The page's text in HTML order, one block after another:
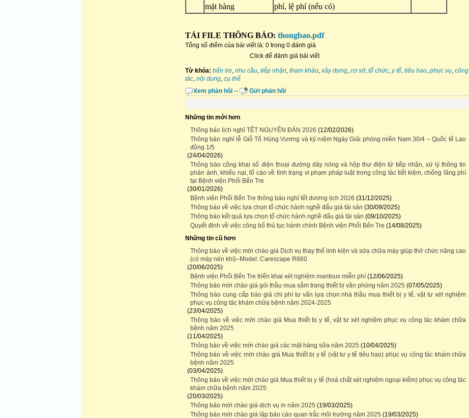
mặt hàng
phí, lệ phí (nếu có)
TẢI FILE THÔNG BÁO: thongbao.pdf
Tổng số điểm của bài viết là: 0 trong 0 đánh giá
Click để đánh giá bài viết
Từ khóa: bến tre, nhu cầu, tiếp nhận, tham khảo,xây dựng, cơ sở, tổ chức, y tế, tiêu hao, phục vụ, công
tác, nội dung, cụ thể
Xem phản hồi -- Gửi phản hồi
Những tin mới hơn
Thông báo lịch nghỉ TẾT NGUYÊN ĐÁN 2026 (12/02/2026)
Thông báo nghỉ lễ Giỗ Tổ Hùng Vương và kỷ niệm Ngày Giải phóng miền Nam 30/4 – Quốc tế Lao
động 1/5
(24/04/2026)
Thông báo công khai số điện thoại đường dây nóng và hộp thư điện tử tiếp nhận, xử lý thông tin
phản ánh, khiếu nại, tố cáo về tình trạng vi phạm pháp luật trong công tác tiết kiệm, chống lãng phí
tại Bệnh viện Phổi Bến Tre
(30/01/2026)
Bệnh viện Phổi Bến Tre thông báo nghỉ tết dương lịch 2026 (31/12/2025)
Thông báo về việc lựa chọn tổ chức hành nghề đấu giá tài sản (30/09/2025)
Thông báo kết quả lựa chọn tổ chức hành nghề đấu giá tài sản (09/10/2025)
Quyết định về việc công bố thủ tục hành chính Bệnh viện Phổi Bến Tre (14/08/2025)
Những tin cũ hơn
Thông báo về việc mời chào giá Dịch vụ thay thế linh kiện và sửa chữa máy giúp thở chức năng cao
(có máy nén khí)–Model: Carescape R860
(20/06/2025)
Bệnh viện Phổi Bến Tre triển khai xét nghiệm mantoux miễn phí (12/06/2025)
Thông báo mời chào giá gói thầu mua sắm trang thiết bị văn phòng năm 2025 (07/05/2025)
Thông báo cung cấp báo giá chi phí tư vấn lựa chọn nhà thầu mua thiết bị y tế, vật tư xét nghiệm
phục vụ công tác khám chữa bệnh năm 2024-2025
(23/04/2025)
Thông báo về việc mời chào giá Mua thiết bị y tế, vật tư xét nghiệm phục vụ công tác khám chữa
bệnh năm 2025
(11/04/2025)
Thông báo về việc mời chào giá các mặt hàng sữa năm 2025 (10/04/2025)
Thông báo về việc mời chào giá Mua thiết bị y tế (vật tư y tế tiêu hao) phục vụ công tác khám chữa
bệnh năm 2025
(03/04/2025)
Thông báo về việc mời chào giá Mua thiết bị y tế (hoá chất xét nghiệm ngoại kiểm) phục vụ công tác
khám chữa bệnh năm 2025
(20/03/2025)
Thông báo mời chào giá dịch vụ in năm 2025 (19/03/2025)
Thông báo mời chào giá lập báo cáo quan trắc môi trường năm 2025 (19/03/2025)